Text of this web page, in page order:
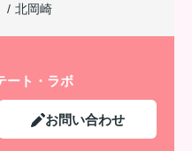
北岡崎
ート・ラボ
お問い合わせ